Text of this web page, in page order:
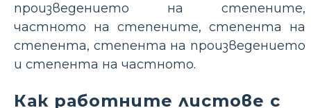
произведението на степените,
частното на степените, степента на
степента, степента на произведението
и степента на частното.
Как работните листове с